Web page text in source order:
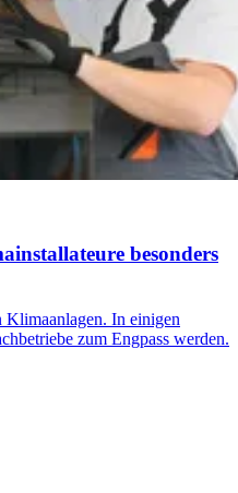
besonders
Klimaanlagen. In einigen
zum Engpass werden.